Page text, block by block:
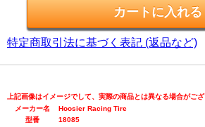
特定商取引法に基づく表記 (返品など)
上記画像はイメージでして、実際の商品とは異なる場合がござ
メーカー名
Hoosier Racing Tire
型番
18085